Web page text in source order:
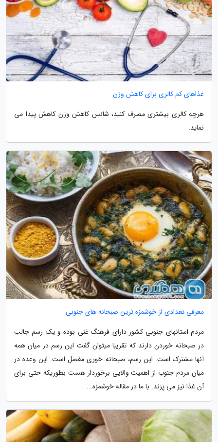
غذاهای کم کالری برای کاهش وزن
هرچه کالری بیشتری مصرف کنید، شانس کاهش وزن کاهش پیدا می
نماید.
معرفی تعدادی از خوشمزه ترین صبحانه های جنوبی
مردم استانهای جنوبی کشور دارای فرهنگ غنی بوده و یک رسم جالب
در صبحانه خوردن دارند که تقریبا میتوان گفت این رسم در میان همه
آنها مشترک است. این رسم، صبحانه خوری مفصل است. این وعده در
میان مردم جنوب از اهمیت والایی برخوردار هست بطوریکه حتی برای
آن غذا نیز می پزند. با ما در مقاله خوشمزه...